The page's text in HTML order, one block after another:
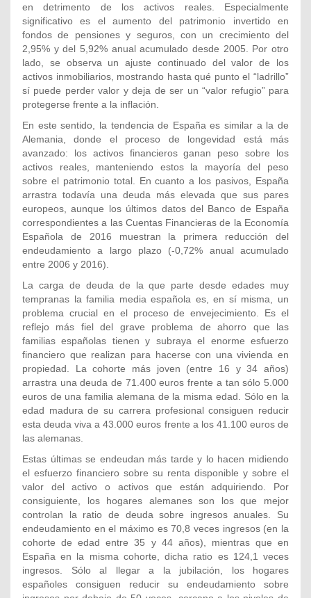
en detrimento de los activos reales. Especialmente
significativo es el aumento del patrimonio invertido en
fondos de pensiones y seguros, con un crecimiento del
2,95% y del 5,92% anual acumulado desde 2005. Por otro
lado, se observa un ajuste continuado del valor de los
activos inmobiliarios, mostrando hasta qué punto el “ladrillo”
sí puede perder valor y deja de ser un “valor refugio” para
protegerse frente a la inflación.
En este sentido, la tendencia de España es similar a la de
Alemania, donde el proceso de longevidad está más
avanzado: los activos financieros ganan peso sobre los
activos reales, manteniendo estos la mayoría del peso
sobre el patrimonio total. En cuanto a los pasivos, España
arrastra todavía una deuda más elevada que sus pares
europeos, aunque los últimos datos del Banco de España
correspondientes a las Cuentas Financieras de la Economía
Española de 2016 muestran la primera reducción del
endeudamiento a largo plazo (-0,72% anual acumulado
entre 2006 y 2016).
La carga de deuda de la que parte desde edades muy
tempranas la familia media española es, en sí misma, un
problema crucial en el proceso de envejecimiento. Es el
reflejo más fiel del grave problema de ahorro que las
familias españolas tienen y subraya el enorme esfuerzo
financiero que realizan para hacerse con una vivienda en
propiedad. La cohorte más joven (entre 16 y 34 años)
arrastra una deuda de 71.400 euros frente a tan sólo 5.000
euros de una familia alemana de la misma edad. Sólo en la
edad madura de su carrera profesional consiguen reducir
esta deuda viva a 43.000 euros frente a los 41.100 euros de
las alemanas.
Estas últimas se endeudan más tarde y lo hacen midiendo
el esfuerzo financiero sobre su renta disponible y sobre el
valor del activo o activos que están adquiriendo. Por
consiguiente, los hogares alemanes son los que mejor
controlan la ratio de deuda sobre ingresos anuales. Su
endeudamiento en el máximo es 70,8 veces ingresos (en la
cohorte de edad entre 35 y 44 años), mientras que en
España en la misma cohorte, dicha ratio es 124,1 veces
ingresos. Sólo al llegar a la jubilación, los hogares
españoles consiguen reducir su endeudamiento sobre